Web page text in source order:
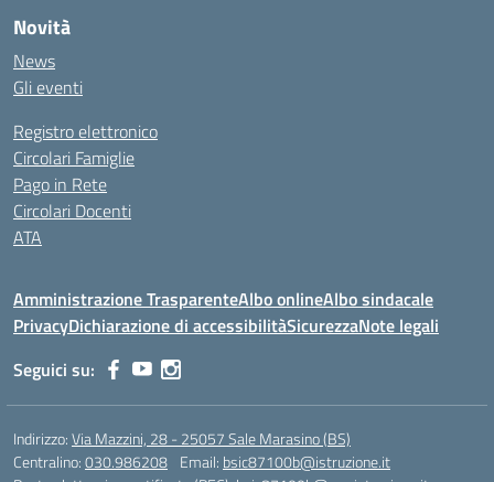
Novità
News
Gli eventi
Registro elettronico
Circolari Famiglie
Pago in Rete
Circolari Docenti
ATA
Amministrazione TrasparenteAlbo onlineAlbo sindacale
PrivacyDichiarazione di accessibilitàSicurezzaNote legali
Seguici su:
Indirizzo:Via Mazzini, 28 - 25057 Sale Marasino (BS)
Centralino:030.986208 Email: bsic87100b@istruzione.it